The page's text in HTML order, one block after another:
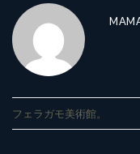
フェラガモ美術館。